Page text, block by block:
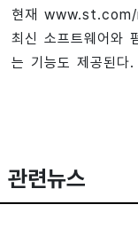
현재 www.st.com/
최신 소프트웨어와
는 기능도 제공된다.
관련뉴스